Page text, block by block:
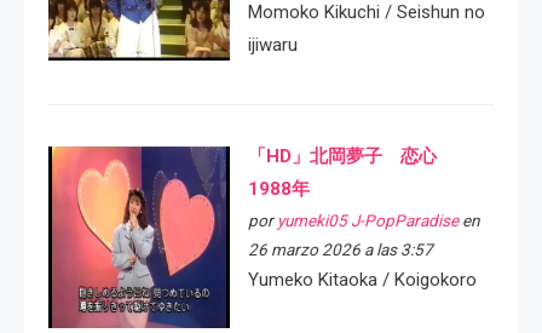
Momoko Kikuchi / Seishun no
ijiwaru
「HD」北岡夢子 恋心
1988年
por yumeki05 J-PopParadiseen
26 marzo 2026 a las 3:57
Yumeko Kitaoka / Koigokoro